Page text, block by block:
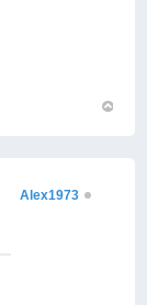
Alex1973